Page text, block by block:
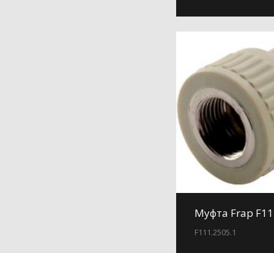
Муфта Frap
F111.2505.1